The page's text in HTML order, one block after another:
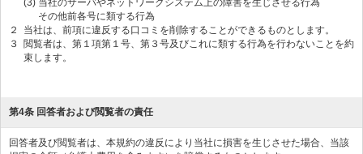
(3) 当社のサーバやネットワークシステム上の障害を生じさせる行為
その他前各号に類する行為
２
当社は、前項に違反する口コミを削除することができるものとします。
３
閲覧者は、第１項第１号、第３号及びこれに類する行為を行わないことを約
束します。
第4条 回答者および閲覧者の責任
回答者及び閲覧者は、本規約の違反により当社に損害を生じさせた場合、当該